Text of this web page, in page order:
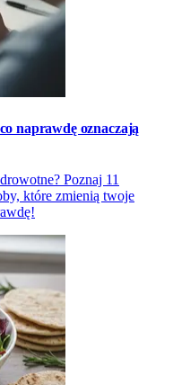
naprawdę oznaczają
Poznaj 11
które zmienią twoje